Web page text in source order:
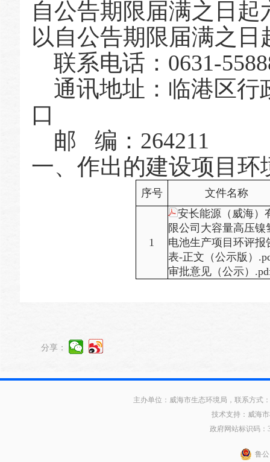
自公告期限届满之日
以自公告期限届满之
联系电话：0631-
通讯地址：临港区行
口
邮 编：264211
一、作出的建设项目
序号 文件名称
1
安长能源（威海）
限公司⼤容量⾼压镍
电池⽣产项⽬环评报
表-正文（公示版）
审批意见（公示）
分享：
主办单位：威海市生态环境局，联系方式
技术支持：威海
政府网站标识码：
鲁公